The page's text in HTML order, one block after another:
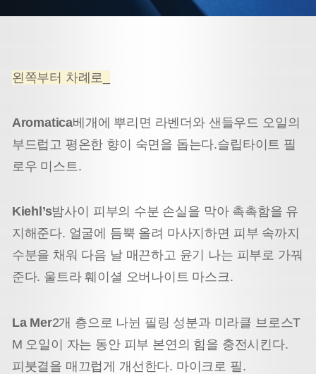
왼쪽부터 차례로_
Aromatica베개에 뿌리면 라벤더와 샌들우드 오일의
부드럽고 평온한 향이 숙면을 돕는다.슬립타이트 필
로우 미스트.
Kiehl’s밤사이 피부의 수분 손실을 막아 촉촉함을 유
지해준다. 얼굴에 듬뿍 올려 마사지하면 피부 속까지
수분을 채워 다음 날 매끈하고 윤기 나는 피부로 가꿔
준다. 울트라 훼이셜 오버나이트 마스크.
La Mer2개 층으로 나뉜 필링 성분과 미라클 브로스T
M 오일이 자는 동안 피부 본연의 힘을 충전시킨다.
피붓결을 매끄럽게 개선한다. 마이크로 필.